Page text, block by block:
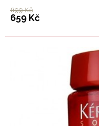
699 Kč
659 Kč